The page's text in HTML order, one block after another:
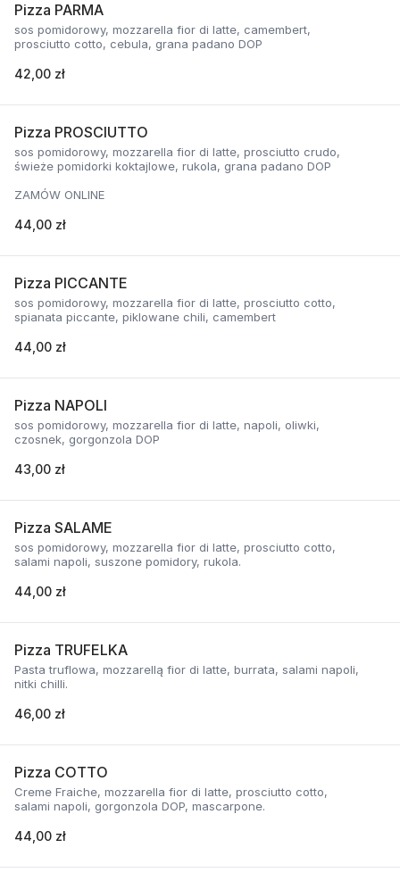
Pizza PARMA
sos pomidorowy, mozzarella fior di latte, camembert,
prosciutto cotto, cebula, grana padano DOP
42,00 zł
Pizza PROSCIUTTO
sos pomidorowy, mozzarella fior di latte, prosciutto crudo,
świeże pomidorki koktajlowe, rukola, grana padano DOP
ZAMÓW ONLINE
44,00 zł
Pizza PICCANTE
sos pomidorowy, mozzarella fior di latte, prosciutto cotto,
spianata piccante, piklowane chili, camembert
44,00 zł
Pizza NAPOLI
sos pomidorowy, mozzarella fior di latte, napoli, oliwki,
czosnek, gorgonzola DOP
43,00 zł
Pizza SALAME
sos pomidorowy, mozzarella fior di latte, prosciutto cotto,
salami napoli, suszone pomidory, rukola.
44,00 zł
Pizza TRUFELKA
Pasta truflowa, mozzarellą fior di latte, burrata, salami napoli,
nitki chilli.
46,00 zł
Pizza COTTO
Creme Fraiche, mozzarella fior di latte, prosciutto cotto,
salami napoli, gorgonzola DOP, mascarpone.
44,00 zł